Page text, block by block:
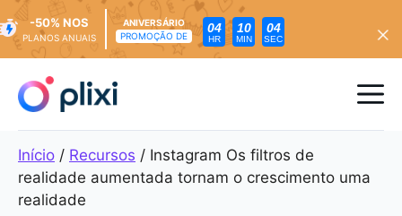
para
conteúdo
-50% NOS
PLANOS ANUAIS
ANIVERSÁRIO
PROMOÇÃO DE
04
HR
10
MIN
02
SEC
Início / Recursos / Instagram Os filtros de
realidade aumentada tornam o crescimento uma
realidade